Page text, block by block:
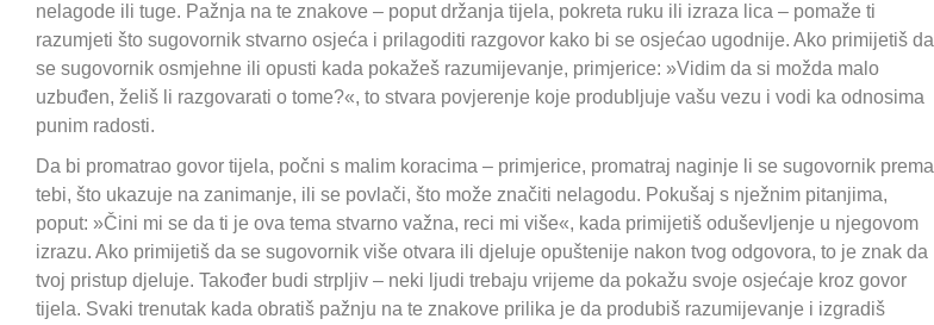
nelagode ili tuge. Pažnja na te znakove – poput držanja tijela, pokreta ruku ili izraza lica – pomaže ti
razumjeti što sugovornik stvarno osjeća i prilagoditi razgovor kako bi se osjećao ugodnije. Ako primijetiš da
se sugovornik osmjehne ili opusti kada pokažeš razumijevanje, primjerice: »Vidim da si možda malo
uzbuđen, želiš li razgovarati o tome?«, to stvara povjerenje koje produbljuje vašu vezu i vodi ka odnosima
punim radosti.
Da bi promatrao govor tijela, počni s malim koracima – primjerice, promatraj naginje li se sugovornik prema
tebi, što ukazuje na zanimanje, ili se povlači, što može značiti nelagodu. Pokušaj s nježnim pitanjima,
poput: »Čini mi se da ti je ova tema stvarno važna, reci mi više«, kada primijetiš oduševljenje u njegovom
izrazu. Ako primijetiš da se sugovornik više otvara ili djeluje opuštenije nakon tvog odgovora, to je znak da
tvoj pristup djeluje. Također budi strpljiv – neki ljudi trebaju vrijeme da pokažu svoje osjećaje kroz govor
tijela. Svaki trenutak kada obratiš pažnju na te znakove prilika je da produbiš razumijevanje i izgradiš